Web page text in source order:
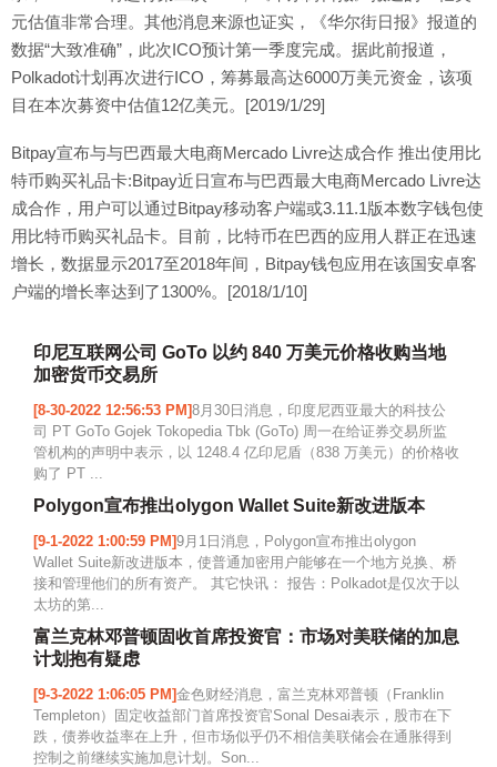
元估值非常合理。其他消息来源也证实，《华尔街日报》报道的
数据“大致准确”，此次ICO预计第一季度完成。据此前报道，
Polkadot计划再次进行ICO，筹募最高达6000万美元资金，该项
目在本次募资中估值12亿美元。[2019/1/29]
Bitpay宣布与与巴西最大电商Mercado Livre达成合作 推出使用比
特币购买礼品卡:Bitpay近日宣布与巴西最大电商Mercado Livre达
成合作，用户可以通过Bitpay移动客户端或3.11.1版本数字钱包使
用比特币购买礼品卡。目前，比特币在巴西的应用人群正在迅速
增长，数据显示2017至2018年间，Bitpay钱包应用在该国安卓客
户端的增长率达到了1300%。[2018/1/10]
印尼互联网公司 GoTo 以约 840 万美元价格收购当地
加密货币交易所
[8-30-2022 12:56:53 PM]8月30日消息，印度尼西亚最大的科技公
司 PT GoTo Gojek Tokopedia Tbk (GoTo) 周一在给证券交易所监
管机构的声明中表示，以 1248.4 亿印尼盾（838 万美元）的价格收
购了 PT ...
Polygon宣布推出olygon Wallet Suite新改进版本
[9-1-2022 1:00:59 PM]9月1日消息，Polygon宣布推出olygon
Wallet Suite新改进版本，使普通加密用户能够在一个地方兑换、桥
接和管理他们的所有资产。 其它快讯： 报告：Polkadot是仅次于以
太坊的第...
富兰克林邓普顿固收首席投资官：市场对美联储的加息
计划抱有疑虑
[9-3-2022 1:06:05 PM]金色财经消息，富兰克林邓普顿（Franklin
Templeton）固定收益部门首席投资官Sonal Desai表示，股市在下
跌，债券收益率在上升，但市场似乎仍不相信美联储会在通胀得到
控制之前继续实施加息计划。Son...